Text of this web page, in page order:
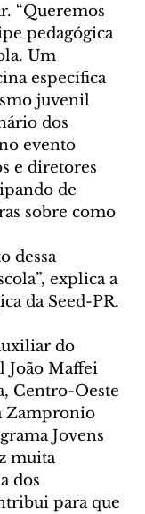
“Queremos
pedagógica
Um
específica
juvenil
dos
evento
e diretores
de
sobre como
dessa
explica a
da Seed-PR.
do
João Maffei
Centro-Oeste
Zampronio
Jovens
muita
dos
para que